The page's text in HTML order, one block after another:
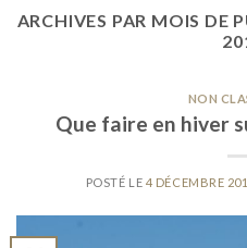
ARCHIVES PAR MOIS DE
NON
Que faire en hiver
POSTÉ LE 4 DÉCEMBRE